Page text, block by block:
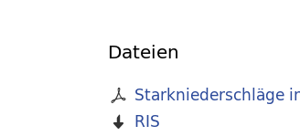
Dateien
Starkniederschläge
RIS